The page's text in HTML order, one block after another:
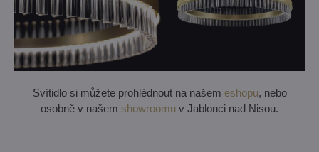
Svítidlo si můžete prohlédnout na našem eshopu, nebo
osobně v našem showroomu v Jablonci nad Nisou.